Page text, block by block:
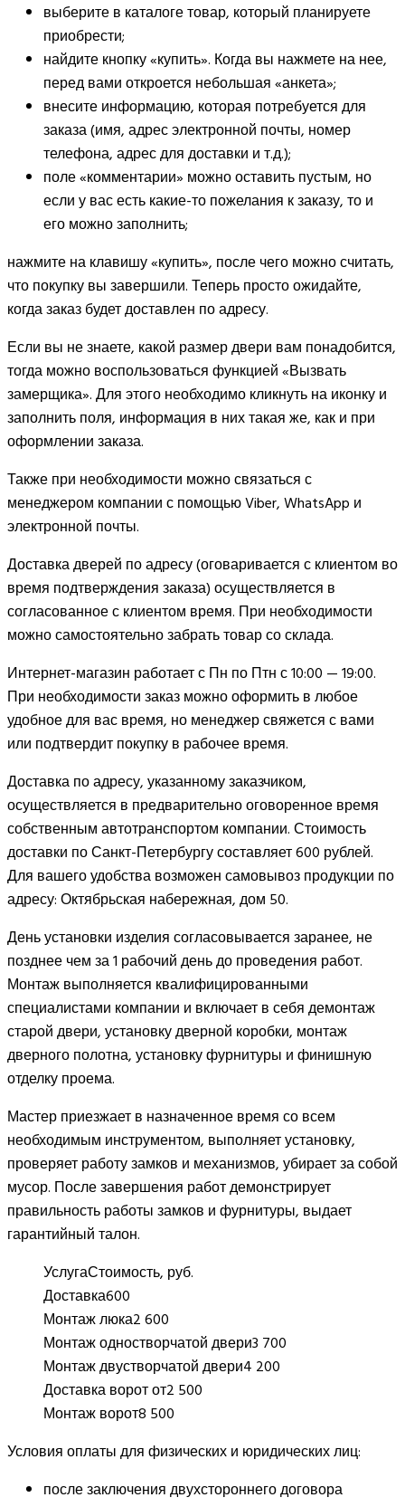
выберите в каталоге товар, который планируете
приобрести;
найдите кнопку «купить». Когда вы нажмете на нее,
перед вами откроется небольшая «анкета»;
внесите информацию, которая потребуется для
заказа (имя, адрес электронной почты, номер
телефона, адрес для доставки и т.д.);
поле «комментарии» можно оставить пустым, но
если у вас есть какие-то пожелания к заказу, то и
его можно заполнить;
нажмите на клавишу «купить», после чего можно считать,
что покупку вы завершили. Теперь просто ожидайте,
когда заказ будет доставлен по адресу.
Если вы не знаете, какой размер двери вам понадобится,
тогда можно воспользоваться функцией «Вызвать
замерщика». Для этого необходимо кликнуть на иконку и
заполнить поля, информация в них такая же, как и при
оформлении заказа.
Также при необходимости можно связаться с
менеджером компании с помощью Viber, WhatsApp и
электронной почты.
Доставка дверей по адресу (оговаривается с клиентом во
время подтверждения заказа) осуществляется в
согласованное с клиентом время. При необходимости
можно самостоятельно забрать товар со склада.
Интернет-магазин работает с Пн по Птн с 10:00 — 19:00.
При необходимости заказ можно оформить в любое
удобное для вас время, но менеджер свяжется с вами
или подтвердит покупку в рабочее время.
Доставка по адресу, указанному заказчиком,
осуществляется в предварительно оговоренное время
собственным автотранспортом компании. Стоимость
доставки по Санкт-Петербургу составляет 600 рублей.
Для вашего удобства возможен самовывоз продукции по
адресу: Октябрьская набережная, дом 50.
День установки изделия согласовывается заранее, не
позднее чем за 1 рабочий день до проведения работ.
Монтаж выполняется квалифицированными
специалистами компании и включает в себя демонтаж
старой двери, установку дверной коробки, монтаж
дверного полотна, установку фурнитуры и финишную
отделку проема.
Мастер приезжает в назначенное время со всем
необходимым инструментом, выполняет установку,
проверяет работу замков и механизмов, убирает за собой
мусор. После завершения работ демонстрирует
правильность работы замков и фурнитуры, выдает
гарантийный талон.
УслугаСтоимость, руб.
Доставка600
Монтаж люка2 600
Монтаж одностворчатой двери3 700
Монтаж двустворчатой двери4 200
Доставка ворот от2 500
Монтаж ворот8 500
Условия оплаты для физических и юридических лиц:
после заключения двухстороннего договора